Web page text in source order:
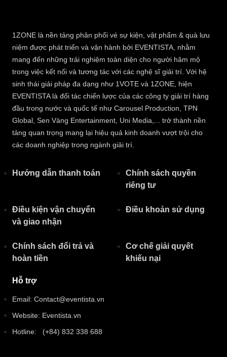
1ZONE là nền tảng phân phối vé sự kiện, vật phẩm & quà lưu
niệm được phát triển và vận hành bởi EVENTISTA, nhằm
mang đến những trải nghiệm toàn diện cho người hâm mộ
trong việc kết nối và tương tác với các nghệ sĩ giải trí. Với hệ
sinh thái giải pháp đa dạng như 1VOTE và 1ZONE, hiện
EVENTISTA là đối tác chiến lược của các công ty giải trí hàng
đầu trong nước và quốc tế như Carousel Production, TPN
Global, Sen Vàng Entertainment, Uni Media,... trở thành nền
tảng quan trọng mang lại hiệu quả kinh doanh vượt trội cho
các doanh nghiệp trong ngành giải trí.
Hướng dẫn thanh toán
Chính sách quyền
riêng tư​
Điều kiện vận chuyển
và giao nhận
Điều khoản sử dụng
Chính sách đổi trả và
hoàn tiền
Cơ chế giải quyết
khiếu nại
Hỗ trợ
Email: Contact@eventista.vn
Website: Eventista.vn
Hotline: (+84) 832 338 688